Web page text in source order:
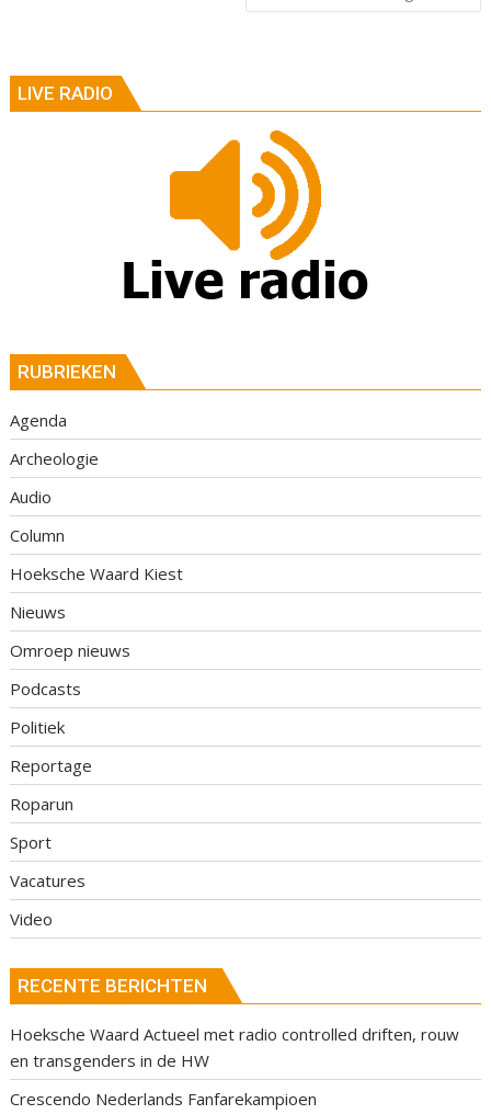
LIVE RADIO
RUBRIEKEN
Agenda
Archeologie
Audio
Column
Hoeksche Waard Kiest
Nieuws
Omroep nieuws
Podcasts
Politiek
Reportage
Roparun
Sport
Vacatures
Video
RECENTE BERICHTEN
Hoeksche Waard Actueel met radio controlled driften, rouw
en transgenders in de HW
Crescendo Nederlands Fanfarekampioen